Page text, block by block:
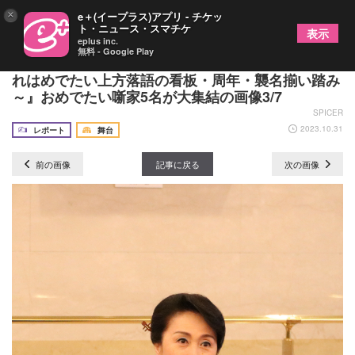
大阪松竹座開場100周年記念『松竹特選落語会～こ
れはめでたい上方落語の看板・周年・襲名揃い踏み
～』おめでたい噺家5名が大集結の画像3/7
SPICER
レポート
舞台 2023.10.31
前の画像 記事に戻る 次の画像
× e＋(イープラス)アプリ - チケッ
ト・ニュース・スマチケ
eplus inc.
無料 - Google Play
表示